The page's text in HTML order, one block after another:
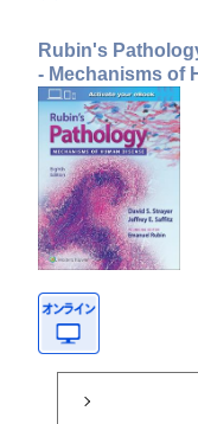
Rubin's
- Mechanisms of